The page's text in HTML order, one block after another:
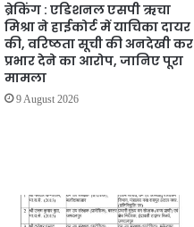
ब्रेकिंग : एडिशनल एसपी ऋचा
मिश्रा ने हाईकोर्ट में याचिका दायर
की, वरिष्ठता सूची की अनदेखी कर
प्रभार देने का आरोप, जानिए पूरा
मामला
9 August 2026